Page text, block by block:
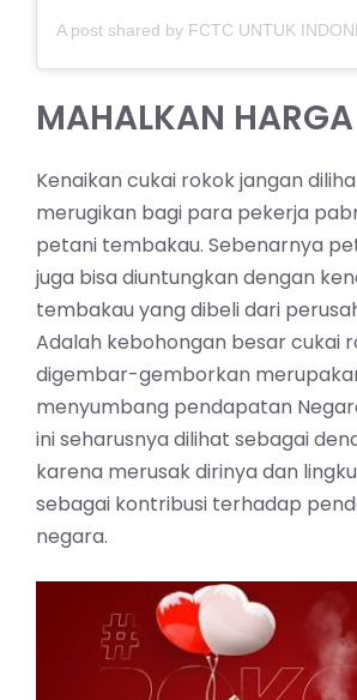
MAHALKAN
Kenaikan cukai rokok jangan
merugikan bagi para pekerja
petani tembakau. Sebenarnya
juga bisa diuntungkan dengan
tembakau yang dibeli dari
Adalah kebohongan besar cukai
digembar-gemborkan
menyumbang pendapatan
ini seharusnya dilihat sebagai
karena merusak dirinya dan
sebagai kontribusi terhadap
negara.